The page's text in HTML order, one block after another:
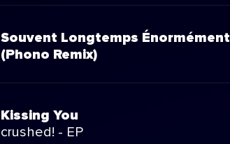
Souvent Longtemps Énormément
(Phono Remix)
Kissing You
crushed! - EP